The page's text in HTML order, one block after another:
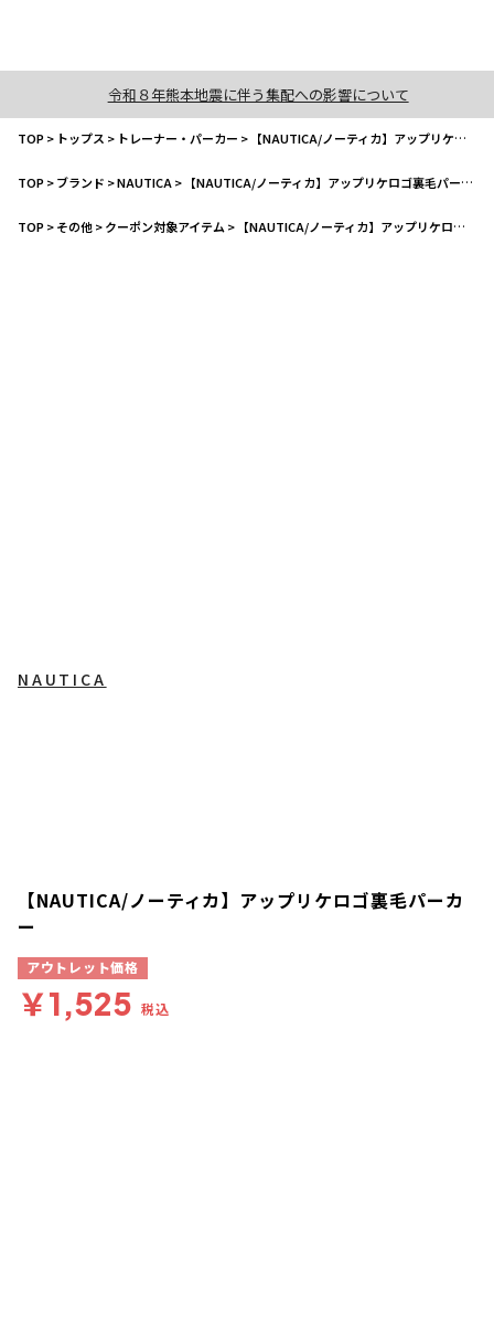
令和８年熊本地震に伴う集配への影響について
TOP> トップス > トレーナー・パーカー > 【NAUTICA/ノーティカ】アップリケロゴ裏毛パーカー
TOP>ブランド >NAUTICA> 【NAUTICA/ノーティカ】アップリケロゴ裏毛パーカー
TOP>その他>クーポン対象アイテム > 【NAUTICA/ノーティカ】アップリケロゴ裏毛パーカー
NAUTICA
【NAUTICA/ノーティカ】アップリケロゴ裏毛パーカ
ー
アウトレット価格
￥1,525 税込